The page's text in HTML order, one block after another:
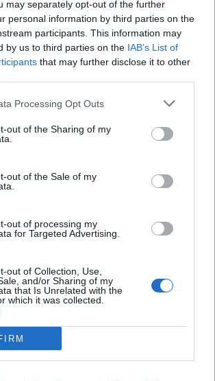
may separately opt-out of the further
personal information by third parties on the
participants. This information may
by us to third parties on the IAB’s List of
that may further disclose it to other
Processing Opt Outs
out of the Sharing of my
out of the Sale of my
out of processing my
for Targeted Advertising.
out of Collection, Use,
and/or Sharing of my
that Is Unrelated with the
which it was collected.